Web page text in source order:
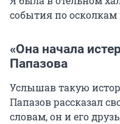
события по
«Она начала
Папазова
Услышав такую
Папазов рассказал
словам, он и его